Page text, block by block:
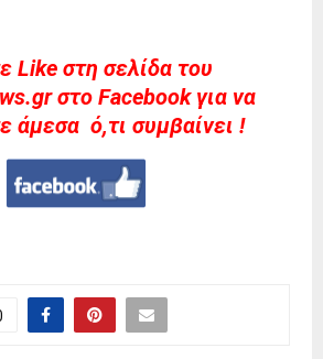
Like στη σελίδα του
στο Facebook για να
άμεσα ό,τι συμβαίνει !